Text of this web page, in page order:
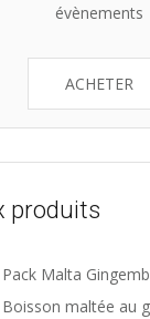
évènements
ACHETER
produits
Pack Malta
Boisson maltée au